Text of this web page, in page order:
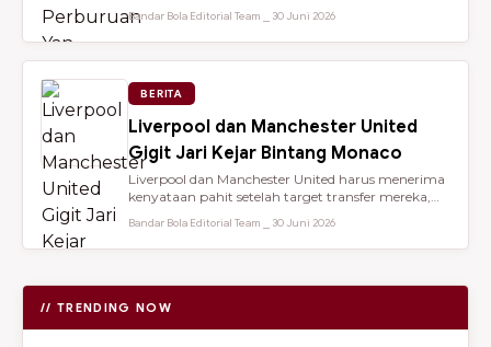
Bandar Bola Editorial Team ⎯ 30 Juni 2026
BERITA
Liverpool dan Manchester United
Gigit Jari Kejar Bintang Monaco
Liverpool dan Manchester United harus menerima
kenyataan pahit setelah target transfer mereka,
Bandar Bola Editorial Team ⎯ 30 Juni 2026
// TRENDING NOW